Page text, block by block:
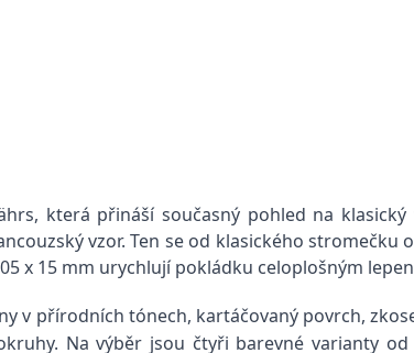
která přináší současný pohled na klasický
vzor. Ten se od klasického stromečku
x 15 mm urychlují pokládku celoplošným
v přírodních tónech, kartáčovaný povrch,
Na výběr jsou čtyři barevné varianty